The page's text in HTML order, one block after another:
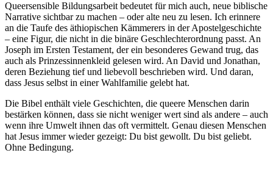
Queersensible Bildungsarbeit bedeutet für mich auch, neue biblische
Narrative sichtbar zu machen – oder alte neu zu lesen. Ich erinnere
an die Taufe des äthiopischen Kämmerers in der Apostelgeschichte
– eine Figur, die nicht in die binäre Geschlechterordnung passt. An
Joseph im Ersten Testament, der ein besonderes Gewand trug, das
auch als Prinzessinnenkleid gelesen wird. An David und Jonathan,
deren Beziehung tief und liebevoll beschrieben wird. Und daran,
dass Jesus selbst in einer Wahlfamilie gelebt hat.
Die Bibel enthält viele Geschichten, die queere Menschen darin
bestärken können, dass sie nicht weniger wert sind als andere – auch
wenn ihre Umwelt ihnen das oft vermittelt. Genau diesen Menschen
hat Jesus immer wieder gezeigt: Du bist gewollt. Du bist geliebt.
Ohne Bedingung.